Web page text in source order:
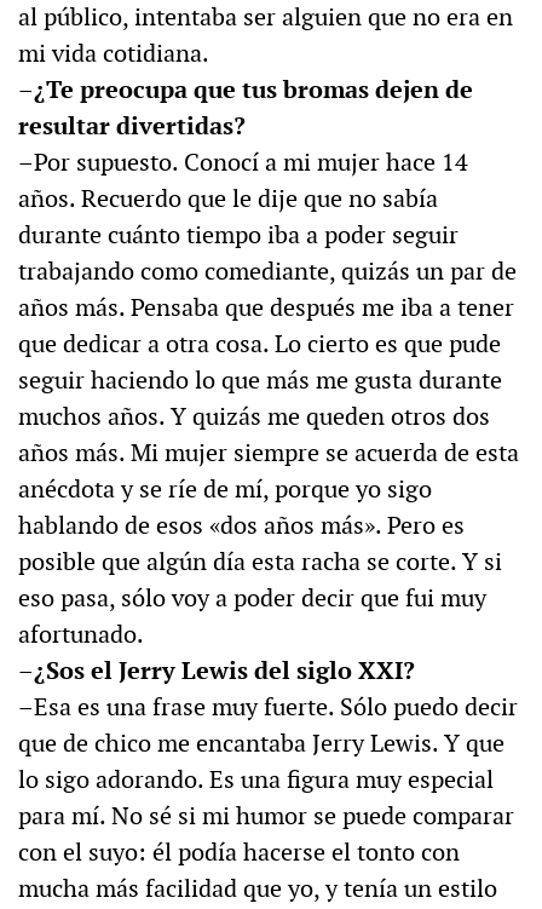
al público, intentaba ser alguien que no era en
mi vida cotidiana.
–¿Te preocupa que tus bromas dejen de
resultar divertidas?
–Por supuesto. Conocí a mi mujer hace 14
años. Recuerdo que le dije que no sabía
durante cuánto tiempo iba a poder seguir
trabajando como comediante, quizás un par de
años más. Pensaba que después me iba a tener
que dedicar a otra cosa. Lo cierto es que pude
seguir haciendo lo que más me gusta durante
muchos años. Y quizás me queden otros dos
años más. Mi mujer siempre se acuerda de esta
anécdota y se ríe de mí, porque yo sigo
hablando de esos «dos años más». Pero es
posible que algún día esta racha se corte. Y si
eso pasa, sólo voy a poder decir que fui muy
afortunado.
–¿Sos el Jerry Lewis del siglo XXI?
–Esa es una frase muy fuerte. Sólo puedo decir
que de chico me encantaba Jerry Lewis. Y que
lo sigo adorando. Es una figura muy especial
para mí. No sé si mi humor se puede comparar
con el suyo: él podía hacerse el tonto con
mucha más facilidad que yo, y tenía un estilo